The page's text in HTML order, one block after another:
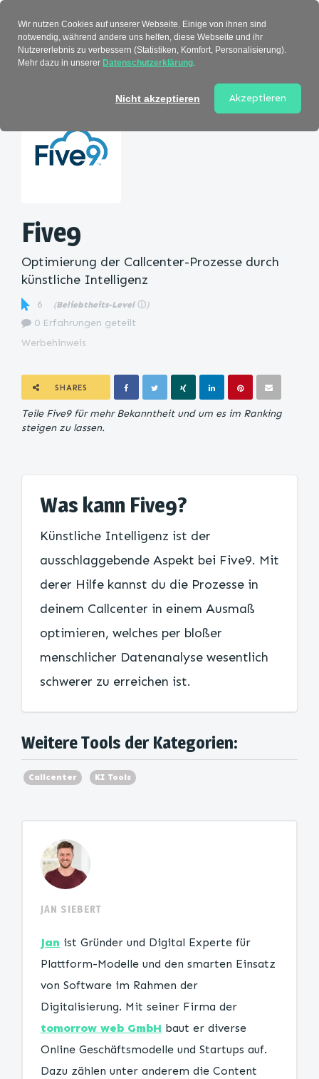
Five9
Optimierung der Callcenter-Prozesse durch
künstliche Intelligenz
6 (Beliebtheits-Level ⓘ )
0 Erfahrungen geteilt
Werbehinweis
SHARES
Teile Five9 für mehr Bekanntheit und um es im Ranking
steigen zu lassen.
Was kann Five9?
Künstliche Intelligenz ist der
ausschlaggebende Aspekt bei Five9. Mit
derer Hilfe kannst du die Prozesse in
deinem Callcenter in einem Ausmaß
optimieren, welches per bloßer
menschlicher Datenanalyse wesentlich
schwerer zu erreichen ist.
Weitere Tools der Kategorien:
Callcenter KI Tools
JAN SIEBERT
Jan ist Gründer und Digital Experte für
Plattform-Modelle und den smarten Einsatz
von Software im Rahmen der
Digitalisierung. Mit seiner Firma der
tomorrow web GmbH baut er diverse
Online Geschäftsmodelle und Startups auf.
Dazu zählen unter anderem die Content
Wir nutzen Cookies auf unserer Webseite. Einige von ihnen sind
notwendig, während andere uns helfen, diese Webseite und ihr
Nutzererlebnis zu verbessern (Statistiken, Komfort, Personalisierung).
Mehr dazu in unserer Datenschutzerklärung.
Nicht akzeptieren Akzeptieren